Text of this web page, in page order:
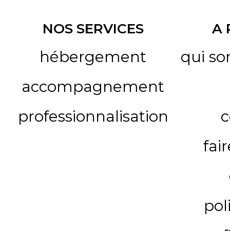
NOS SERVICES
hébergement
accompagnement
professionnalisation
A
qui